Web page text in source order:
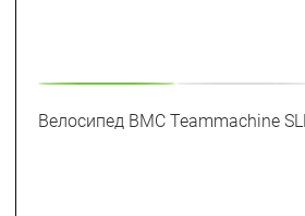
Велосипед BMC Teammachine